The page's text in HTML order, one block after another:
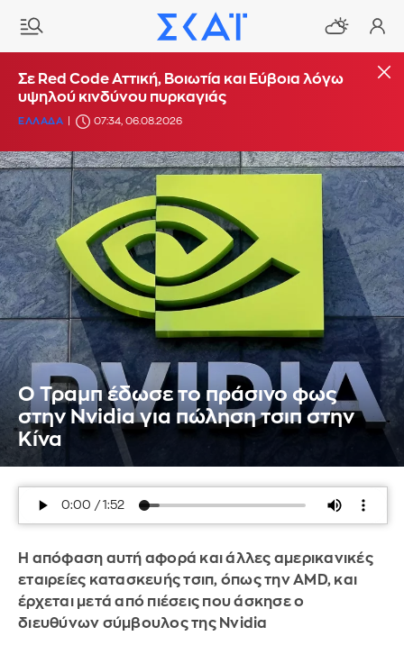
Σε Red Code Αττική, Βοιωτία και Εύβοια λόγω
υψηλού κινδύνου πυρκαγιάς
ΕΛΛΑΔΑ 07:34, 06.08.2026
Ο Τραμπ έδωσε το πράσινο φως
στην Nvidia για πώληση τσιπ στην
Κίνα
Η απόφαση αυτή αφορά και άλλες αμερικανικές
εταιρείες κατασκευής τσιπ, όπως την AMD, και
έρχεται μετά από πιέσεις που άσκησε ο
διευθύνων σύμβουλος της Nvidia